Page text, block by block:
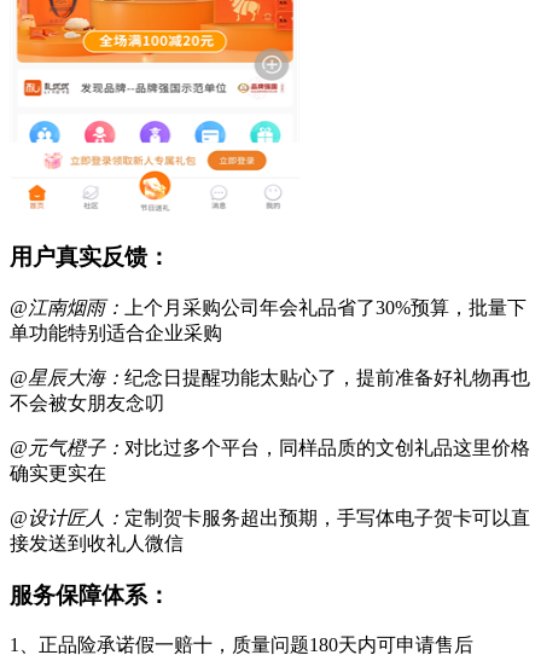
用户真实反馈：
@江南烟雨：
上个月采购公司年会礼品省了30%预算，批量下
单功能特别适合企业采购
@星辰大海： 纪念日提醒功能太贴心了，提前准备好礼物再也
不会被女朋友念叨
@元气橙子： 对比过多个平台，同样品质的文创礼品这里价格
确实更实在
@设计匠人： 定制贺卡服务超出预期，手写体电子贺卡可以直
接发送到收礼人微信
服务保障体系：
1、正品险承诺假一赔十，质量问题180天内可申请售后